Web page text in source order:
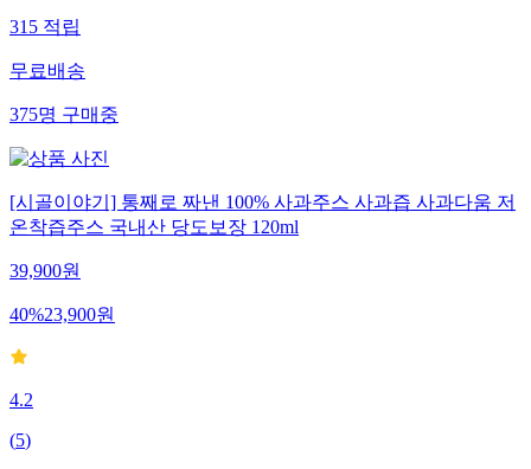
315적립
무료배송
375명구매중
[시골이야기] 통째로 짜낸 100% 사과주스 사과즙 사과다움 저
온착즙주스 국내산 당도보장 120ml
39,900원
40%23,900원
4.2
(5)